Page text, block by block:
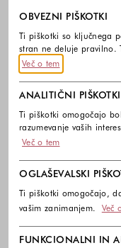
Izberite, katere
OBVEZNI PIŠKOTKI
Ti piškotki so ključnega
stran ne deluje pravilno.
Več o tem
ANALITIČNI PIŠKOTKI
Ti piškotki omogočajo
razumevanje vaših
Več o tem
OGLAŠEVALSKI
Ti piškotki omogočajo,
vašim zanimanjem.
Več
FUNKCIONALNI IN